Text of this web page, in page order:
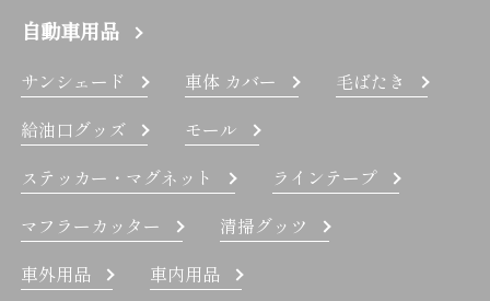
自動車用品
サンシェード 車体 カバー
毛ばたき
給油口グッズ
モール
ステッカー・マグネット
ラインテープ
マフラーカッター
清掃グッツ
車外用品
車内用品